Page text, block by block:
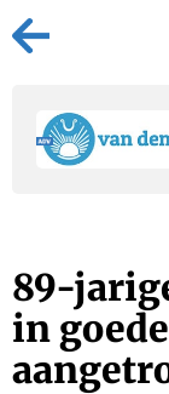
89-
in